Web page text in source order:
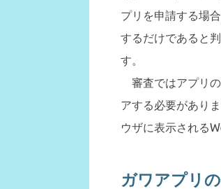
プリを申請する場
するだけであると
す。
審査ではアプリの
アする必要があり
ウザに表示される
ガワアプリ